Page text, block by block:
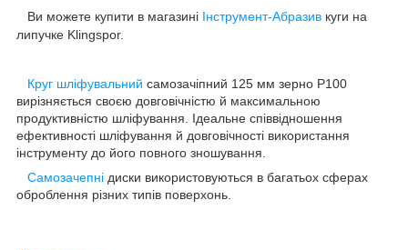
Ви можете купити в магазині Інструмент-Абразив куги на
липучке Klingspor.
Круг шліфувальний самозачіпний 125 мм зерно Р100
вирізняється своєю довговічністю й максимальною
продуктивністю шліфування. Ідеальне співвідношення
ефективності шліфування й довговічності використання
інструменту до його повного зношування.
Самозачепні диски використовуються в багатьох сферах
оброблення різних типів поверхонь.